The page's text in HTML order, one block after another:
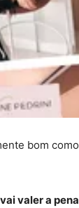
bom como
valer a pena